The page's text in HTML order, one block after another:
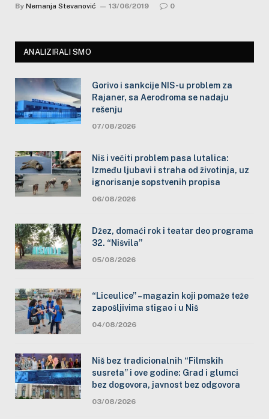
By Nemanja Stevanović 13/06/2019 0
ANALIZIRALI SMO
Gorivo i sankcije NIS-u problem za
Rajaner, sa Aerodroma se nadaju
rešenju
07/08/2026
Niš i večiti problem pasa lutalica:
Između ljubavi i straha od životinja, uz
ignorisanje sopstvenih propisa
06/08/2026
Džez, domaći rok i teatar deo programa
32. “Nišvila”
05/08/2026
“Liceulice” – magazin koji pomaže teže
zapošljivima stigao i u Niš
04/08/2026
Niš bez tradicionalnih “Filmskih
susreta” i ove godine: Grad i glumci
bez dogovora, javnost bez odgovora
03/08/2026